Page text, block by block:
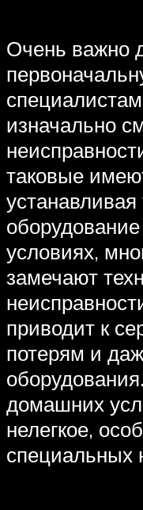
Очень важно
изначально
таковые
устанавливая
условиях,
замечают
приводит к
потерям и
домашних
нелегкое,
специальных